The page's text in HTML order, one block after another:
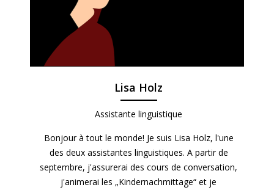
Lisa Holz
Assistante linguistique
Bonjour à tout le monde! Je suis Lisa Holz, l'une
des deux assistantes linguistiques. A partir de
septembre, j'assurerai des cours de conversation,
j'animerai les „Kindernachmittage“ et je